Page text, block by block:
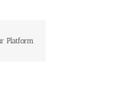
Platform!